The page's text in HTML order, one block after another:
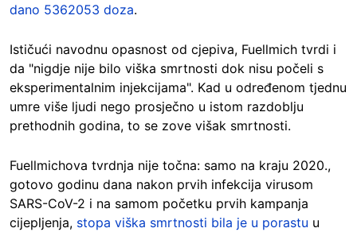
dano 5362053 doza.
Ističući navodnu opasnost od cjepiva, Fuellmich tvrdi i
da "nigdje nije bilo viška smrtnosti dok nisu počeli s
eksperimentalnim injekcijama". Kad u određenom tjednu
umre više ljudi nego prosječno u istom razdoblju
prethodnih godina, to se zove višak smrtnosti.
Fuellmichova tvrdnja nije točna: samo na kraju 2020.,
gotovo godinu dana nakon prvih infekcija virusom
SARS-CoV-2 i na samom početku prvih kampanja
cijepljenja, stopa viška smrtnosti bila je u porastu u